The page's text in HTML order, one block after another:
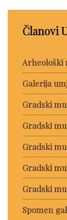
Članovi
Arheološki
Galerija
Gradski
Gradski
Gradski
Gradski
Gradski
Spomen